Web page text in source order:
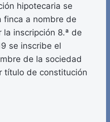
hipotecaria se
finca a nombre de
la inscripción 8.ª de
se inscribe el
de la sociedad
título de constitución